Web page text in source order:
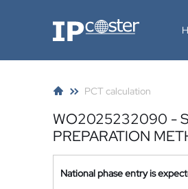
IP-Coster
PCT calculation
WO2025232090 -
PREPARATION
National phase entry is